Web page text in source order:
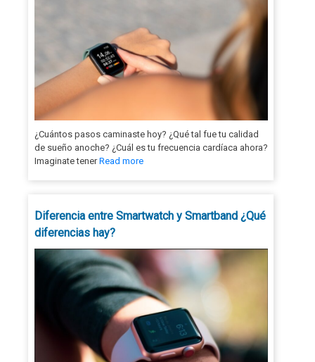
¿Cuántos pasos caminaste hoy? ¿Qué tal fue tu calidad
de sueño anoche? ¿Cuál es tu frecuencia cardíaca ahora?
Imaginate tenerRead more
Diferencia entre Smartwatch y Smartband ¿Qué
diferencias hay?